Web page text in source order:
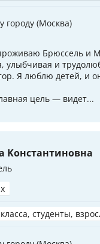
городу (Москва)
Брюссель и
улыбчивая и
Я люблю детей, и
цель — видет...
Koнстантиновна
студенты,